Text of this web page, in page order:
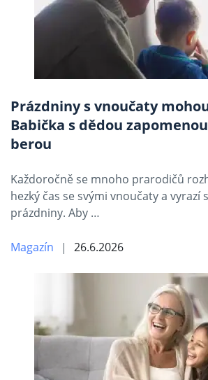
Prázdniny s vnoučaty
Babička s dědou
berou
Každoročně se mnoho prarodičů
hezký čas se svými vnoučaty a vyrazí
prázdniny. Aby …
Magazín 26.6.2026